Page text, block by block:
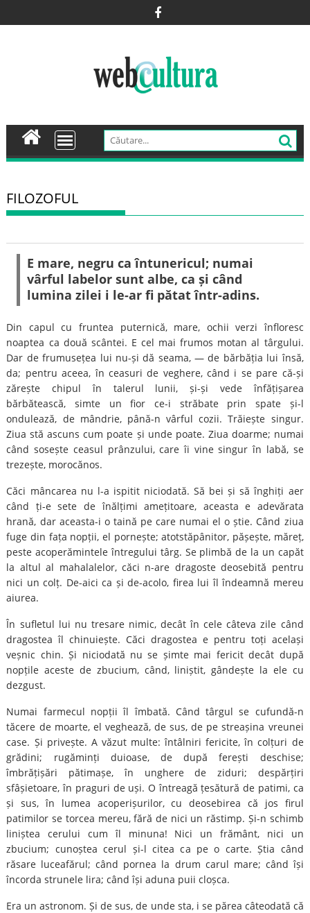
to
FILOZOFUL
E mare, negru ca întunericul; numai
vârful labelor sunt albe, ca și când
lumina zilei i le-ar fi pătat într-adins.
Din capul cu fruntea puternică, mare, ochii verzi înfloresc
noaptea ca două scântei. E cel mai frumos motan al târgului.
Dar de frumusețea lui nu-și dă seama, — de bărbăția lui însă,
da; pentru aceea, în ceasuri de veghere, când i se pare că-și
zărește chipul în talerul lunii, și-și vede înfățișarea
bărbătească, simte un fior ce-i străbate prin spate și-l
ondulează, de mândrie, până-n vârful cozii. Trăiește singur.
Ziua stă ascuns cum poate și unde poate. Ziua doarme; numai
când sosește ceasul prânzului, care îi vine singur în labă, se
trezește, morocănos.
Căci mâncarea nu l-a ispitit niciodată. Să bei și să înghiți aer
când ți-e sete de înălțimi amețitoare, aceasta e adevărata
hrană, dar aceasta-i o taină pe care numai el o știe. Când ziua
fuge din fața nopții, el pornește; atotstăpânitor, pășește, măreț,
peste acoperămintele întregului târg. Se plimbă de la un capăt
la altul al mahalalelor, căci n-are dragoste deosebită pentru
nici un colț. De-aici ca și de-acolo, firea lui îl îndeamnă mereu
aiurea.
În sufletul lui nu tresare nimic, decât în cele câteva zile când
dragostea îl chinuiește. Căci dragostea e pentru toți același
veșnic chin. Și niciodată nu se șimte mai fericit decât după
nopțile aceste de zbucium, când, liniștit, gândește la ele cu
dezgust.
Numai farmecul nopții îl îmbată. Când târgul se cufundă-n
tăcere de moarte, el veghează, de sus, de pe streașina vreunei
case. Și privește. A văzut multe: întâlniri fericite, în colțuri de
grădini; rugăminți duioase, de după ferești deschise;
îmbrățișări pătimașe, în unghere de ziduri; despărțiri
sfâșietoare, în praguri de uși. O întreagă țesătură de patimi, ca
și sus, în lumea acoperișurilor, cu deosebirea că jos firul
patimilor se torcea mereu, fără de nici un răstimp. Și-n schimb
liniștea cerului cum îl minuna! Nici un frământ, nici un
zbucium; cunoștea cerul și-l citea ca pe o carte. Știa când
răsare luceafărul; când pornea la drum carul mare; când își
încorda strunele lira; când își aduna puii cloșca.
Era un astronom. Și de sus, de unde sta, i se părea câteodată că